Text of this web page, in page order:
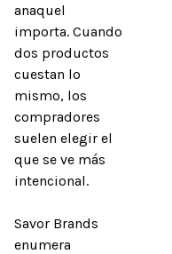
anaquel
importa. Cuando
dos productos
cuestan lo
mismo, los
compradores
suelen elegir el
que se ve más
intencional.
Savor Brands
enumera